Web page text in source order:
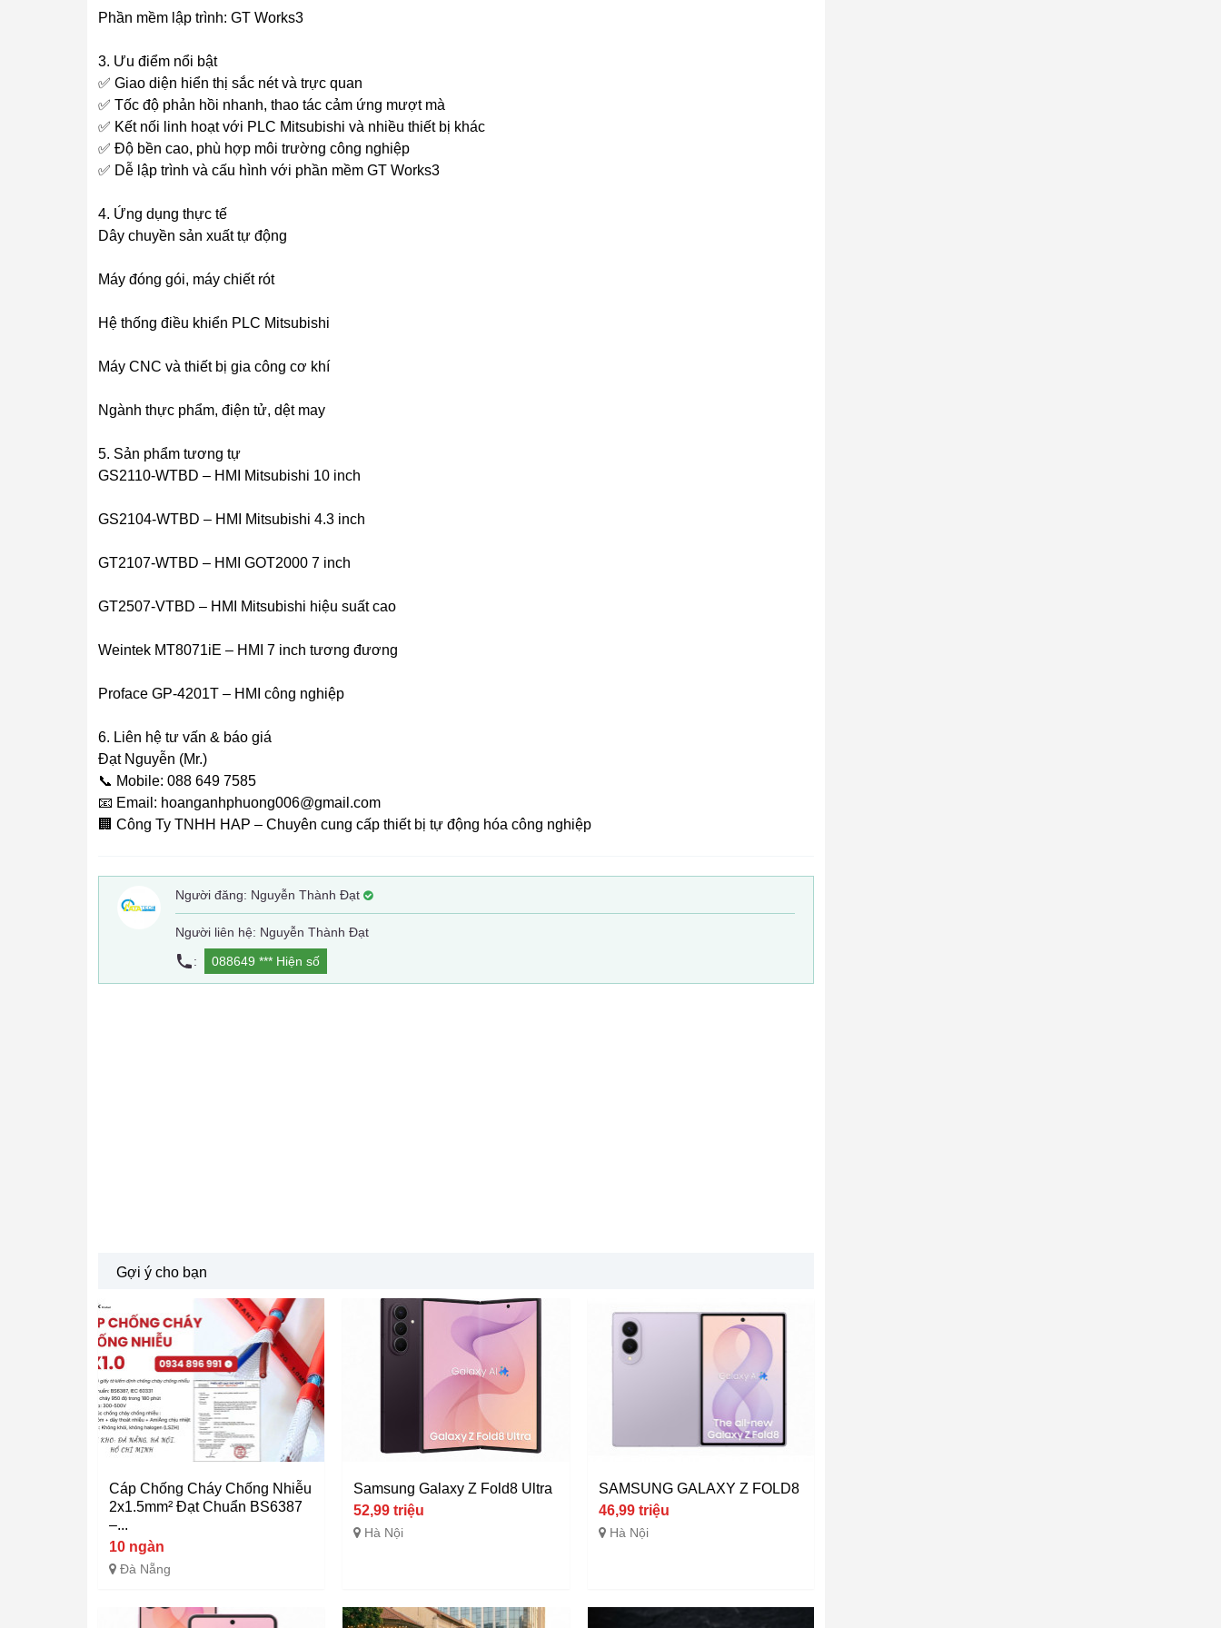
Phần mềm lập trình: GT Works3
3. Ưu điểm nổi bật
✅ Giao diện hiển thị sắc nét và trực quan
✅ Tốc độ phản hồi nhanh, thao tác cảm ứng mượt mà
✅ Kết nối linh hoạt với PLC Mitsubishi và nhiều thiết bị khác
✅ Độ bền cao, phù hợp môi trường công nghiệp
✅ Dễ lập trình và cấu hình với phần mềm GT Works3
4. Ứng dụng thực tế
Dây chuyền sản xuất tự động
Máy đóng gói, máy chiết rót
Hệ thống điều khiển PLC Mitsubishi
Máy CNC và thiết bị gia công cơ khí
Ngành thực phẩm, điện tử, dệt may
5. Sản phẩm tương tự
GS2110-WTBD – HMI Mitsubishi 10 inch
GS2104-WTBD – HMI Mitsubishi 4.3 inch
GT2107-WTBD – HMI GOT2000 7 inch
GT2507-VTBD – HMI Mitsubishi hiệu suất cao
Weintek MT8071iE – HMI 7 inch tương đương
Proface GP-4201T – HMI công nghiệp
6. Liên hệ tư vấn & báo giá
Đạt Nguyễn (Mr.)
📞 Mobile: 088 649 7585
📧 Email: hoanganhphuong006@gmail.com
🏢 Công Ty TNHH HAP – Chuyên cung cấp thiết bị tự động hóa công nghiệp
Người đăng: Nguyễn Thành Đạt
Người liên hệ: Nguyễn Thành Đạt
:
088649 *** Hiện số
Gợi ý cho bạn
Cáp Chống Cháy Chống Nhiễu
2x1.5mm² Đạt Chuẩn BS6387
–...
10 ngàn
Đà Nẵng
Samsung Galaxy Z Fold8 Ultra
52,99 triệu
Hà Nội
SAMSUNG GALAXY Z FOLD8
46,99 triệu
Hà Nội